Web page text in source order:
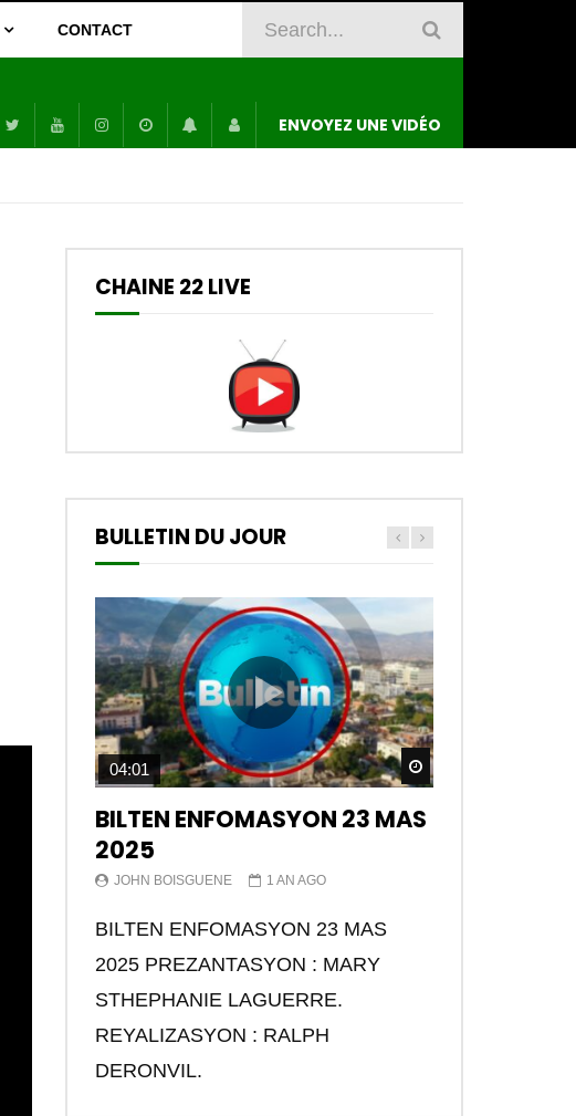
CONTACT
ENVOYEZ UNE VIDÉO
CHAINE 22 LIVE
BULLETIN DU JOUR
Watch Later
04:01
BILTEN ENFOMASYON 23 MAS
2025
JOHN BOISGUENE 1 AN AGO
BILTEN ENFOMASYON 23 MAS
2025 PREZANTASYON : MARY
STHEPHANIE LAGUERRE.
REYALIZASYON : RALPH
DERONVIL.